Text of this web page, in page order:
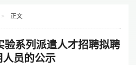
> 正文
验系列派遣人才招聘拟聘
人员的公示